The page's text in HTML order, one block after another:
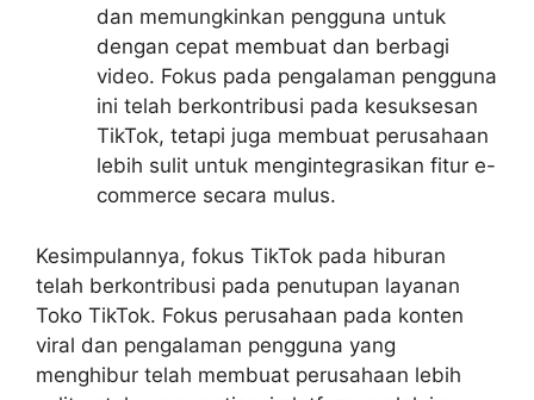
dan memungkinkan pengguna untuk
dengan cepat membuat dan berbagi
video. Fokus pada pengalaman pengguna
ini telah berkontribusi pada kesuksesan
TikTok, tetapi juga membuat perusahaan
lebih sulit untuk mengintegrasikan fitur e-
commerce secara mulus.
Kesimpulannya, fokus TikTok pada hiburan
telah berkontribusi pada penutupan layanan
Toko TikTok. Fokus perusahaan pada konten
viral dan pengalaman pengguna yang
menghibur telah membuat perusahaan lebih